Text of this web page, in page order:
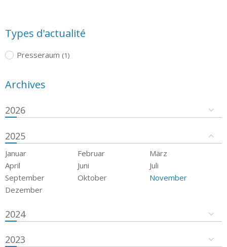
Types d'actualité
Presseraum (1)
Archives
2026
2025
Januar Februar
März
April
Juni
Juli
September
Oktober
November
Dezember
2024
2023